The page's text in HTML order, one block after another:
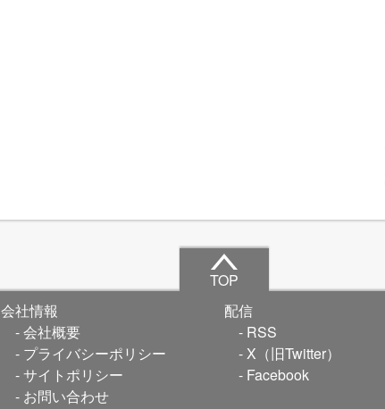
TOP
会社情報
会社概要
プライバシーポリシー
サイトポリシー
お問い合わせ
配信
RSS
X（旧Twitter）
Facebook